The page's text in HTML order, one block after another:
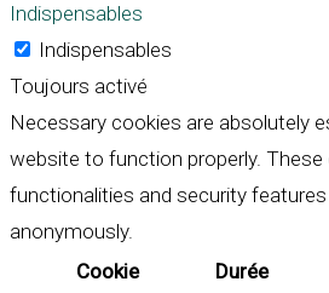
Indispensables
Indispensables
Toujours activé
Necessary cookies are absolutely
website to function properly.
functionalities and security
anonymously.
Cookie
Durée